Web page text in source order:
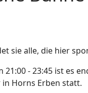
sie alle, die hier
21:00 - 23:45 ist es
Horns Erben statt.